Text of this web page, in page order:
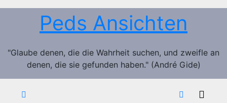
Zum
Peds Ansichten
"Glaube denen, die die Wahrheit suchen, und zweifle an
denen, die sie gefunden haben." (André Gide)